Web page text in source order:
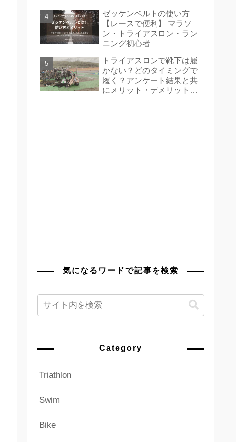
ゼッケンベルトの使い方
【レースで便利】 マラソ
ン・トライアスロン・ラン
ニング初心者
トライアスロンで靴下は履
かない？どのタイミングで
履く？アンケート結果と共
にメリット・デメリットを
気になるワードで記事を検索
Category
Triathlon
Swim
Bike